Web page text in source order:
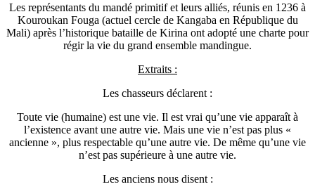
Les représentants du mandé primitif et leurs alliés, réunis en 1236 à
Kouroukan Fouga (actuel cercle de Kangaba en République du
Mali) après l’historique bataille de Kirina ont adopté une charte pour
régir la vie du grand ensemble mandingue.
Extraits :
Les chasseurs déclarent :
Toute vie (humaine) est une vie. Il est vrai qu’une vie apparaît à
l’existence avant une autre vie. Mais une vie n’est pas plus «
ancienne », plus respectable qu’une autre vie. De même qu’une vie
n’est pas supérieure à une autre vie.
Les anciens nous disent :